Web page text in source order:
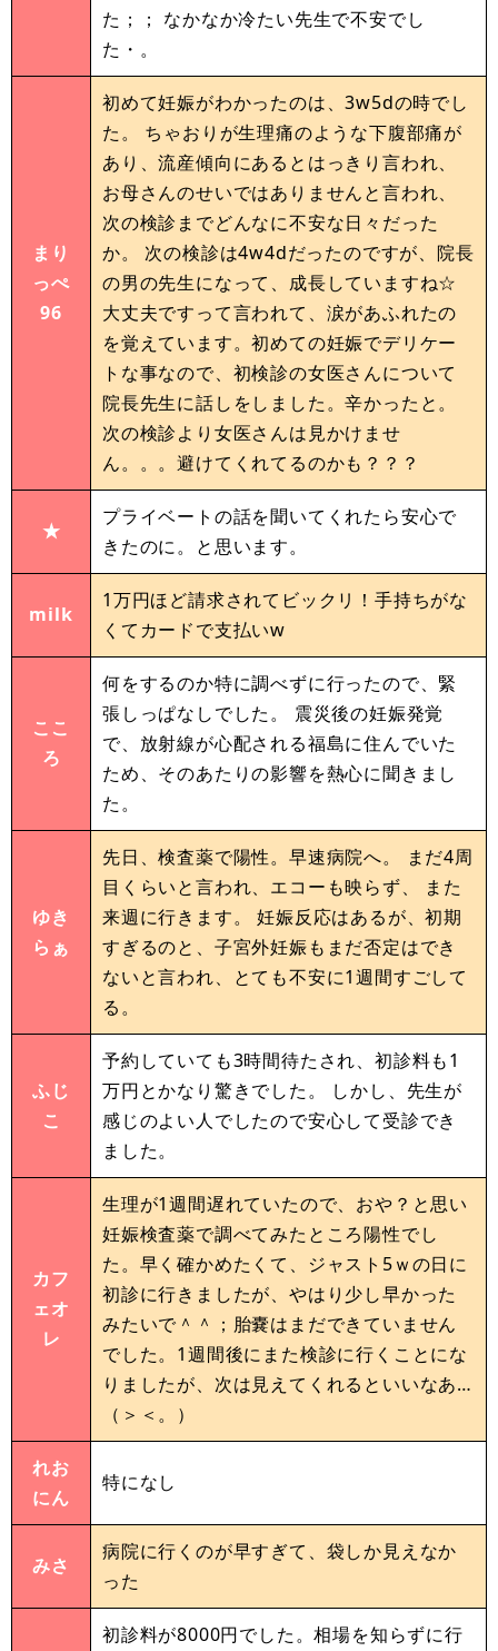
た；； なかなか冷たい先生で不安でし
た・。
まり
っぺ
96
初めて妊娠がわかったのは、3w5dの時でし
た。 ちゃおりが生理痛のような下腹部痛が
あり、流産傾向にあるとはっきり言われ、
お母さんのせいではありませんと言われ、
次の検診までどんなに不安な日々だった
か。 次の検診は4w4dだったのですが、院長
の男の先生になって、成長していますね☆
大丈夫ですって言われて、涙があふれたの
を覚えています。初めての妊娠でデリケー
トな事なので、初検診の女医さんについて
院長先生に話しをしました。辛かったと。
次の検診より女医さんは見かけませ
ん。。。避けてくれてるのかも？？？
★
プライベートの話を聞いてくれたら安心で
きたのに。と思います。
milk
1万円ほど請求されてビックリ！手持ちがな
くてカードで支払いw
ここ
ろ
何をするのか特に調べずに行ったので、緊
張しっぱなしでした。 震災後の妊娠発覚
で、放射線が心配される福島に住んでいた
ため、そのあたりの影響を熱心に聞きまし
た。
ゆき
らぁ
先日、検査薬で陽性。早速病院へ。 まだ4周
目くらいと言われ、エコーも映らず、 また
来週に行きます。 妊娠反応はあるが、初期
すぎるのと、子宮外妊娠もまだ否定はでき
ないと言われ、とても不安に1週間すごして
る。
ふじ
こ
予約していても3時間待たされ、初診料も1
万円とかなり驚きでした。 しかし、先生が
感じのよい人でしたので安心して受診でき
ました。
カフ
ェオ
レ
生理が1週間遅れていたので、おや？と思い
妊娠検査薬で調べてみたところ陽性でし
た。早く確かめたくて、ジャスト5ｗの日に
初診に行きましたが、やはり少し早かった
みたいで＾＾；胎嚢はまだできていません
でした。1週間後にまた検診に行くことにな
りましたが、次は見えてくれるといいなあ…
（＞＜。）
れお
にん
特になし
みさ
病院に行くのが早すぎて、袋しか見えなか
った
初診料が8000円でした。相場を知らずに行